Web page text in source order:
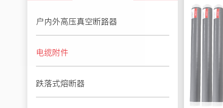
户内外高压真空断路器
电缆附件
跌落式熔断器